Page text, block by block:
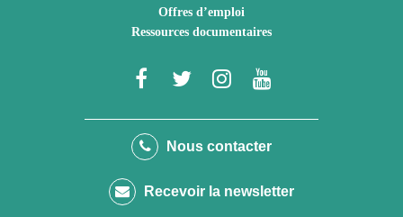
Offres d’emploi
Ressources documentaires
Lien
le
Facebook
Lien
le
Twitter
Lien
le
Instagram
Youtube
Nous contacter
Recevoir la newsletter